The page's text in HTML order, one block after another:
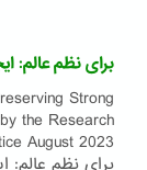
برای نظم عالم:
Strong
the Research
August 2023
برای نظم عالم: